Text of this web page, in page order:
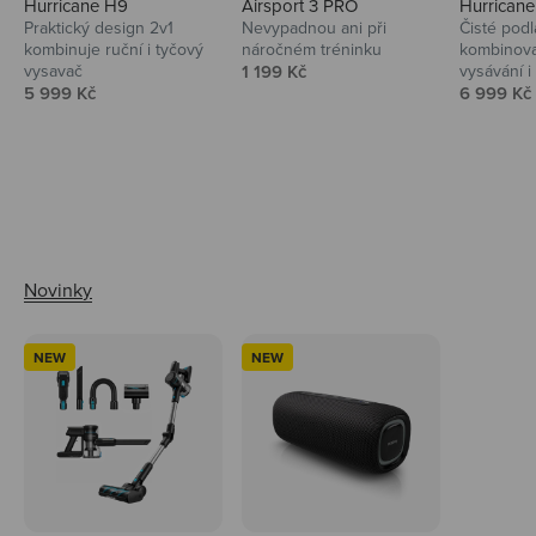
Hurricane H9
Praktický design 2v1
kombinuje ruční i tyčový
vysavač
Prodejní cena
5 999 Kč
Airsport 3 PRO
Nevypadnou ani při
náročném tréninku
Prodejní cena
1 199 Kč
Čisté
vysávání
Prodejní
6 999 Kč
NEW NEW